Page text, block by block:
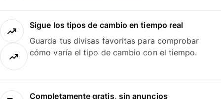
Sigue los tipos de cambio en tiempo real
Guarda tus divisas favoritas para comprobar
cómo varía el tipo de cambio con el tiempo.
Completamente gratis, sin anuncios